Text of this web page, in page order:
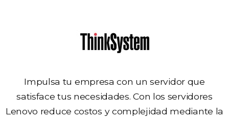
Impulsa tu empresa con un servidor que
satisface tus necesidades. Con los servidores
Lenovo reduce costos y complejidad mediante la